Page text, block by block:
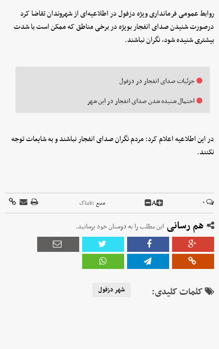
روابط عمومی فرمانداری ویژه دزفول در اطلاعیه‌ای از شهروندان تقاضا کرد
درصورت شنیدن صدای انفجار بویژه در برخی مناطق که ممکن است با شدت
بیشتری شنیده شود، نگران نباشند.
جزئیات صدای انفجار در دزفول
احتمال شنیده شدن صدای انفجار در این شهر
در این اطلاعیه اعلام کرد: مردم نگران صدای انفجار نباشند و به شایعات توجه
نکنند.
۰ A منبع :تابناک
هم رسانی این مطلب را به دوستان خود برسانید.
کلمات کلیدی: شهر دزفول